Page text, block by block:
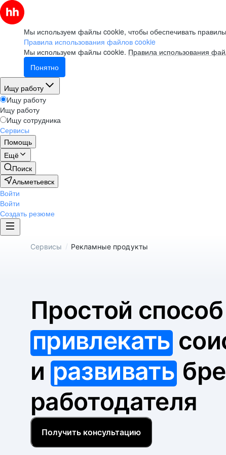
Мы используем файлы cookie, чтобы обеспечивать
Правила использования файлов cookie
Мы используем файлы cookie. Правила использования
Понятно
Ищу работу
Ищу работу
Ищу работу
Ищу сотрудника
Сервисы
Помощь
Ещё
Поиск
Альметьевск
Войти
Войти
Создать резюме
Сервисы / Рекламные продукты
Простой способ
привлекать
и развивать
работодателя
Получить консультацию